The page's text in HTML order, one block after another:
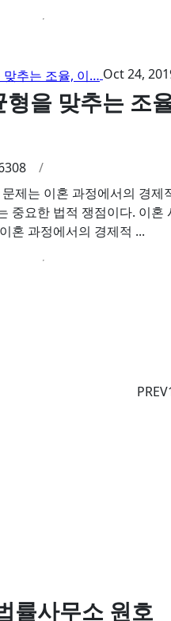
Oct 24,
형을 맞추는 조
/
제는 이혼 과정에서의 경제
중요한 법적 쟁점이다. 이혼
혼 과정에서의 경제적 ...
PREV
률사무소 원호